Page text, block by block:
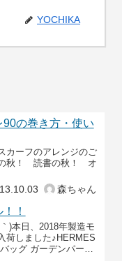
YOCHIKA
90の巻き方・使い
カーフのアレンジのご
秋！ 読書の秋！ オ
森ちゃん
！
)本日、2018年製造モ
荷しました♪HERMES
ッグ ガーデンパーテ